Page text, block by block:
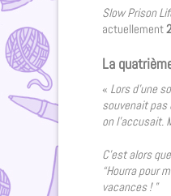
Slow Prison
actuellement
La
« Lors d’une
souvenait pas
on l’accusait.
C’est alors
“Hourra pour
vacances ! ”